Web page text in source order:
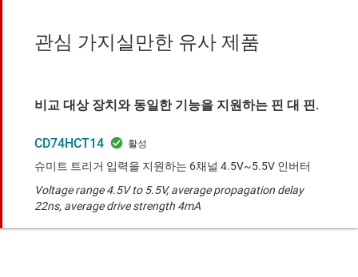
관심 가지실만한 유사 제품
비교 대상 장치와 동일한 기능을 지원하는 핀 대 핀.
CD74HCT14
슈미트 트리거 입력을 지원하는 6채널 4.5V~5.5V 인버터
Voltage range 4.5V to 5.5V, average propagation delay
22ns, average drive strength 4mA